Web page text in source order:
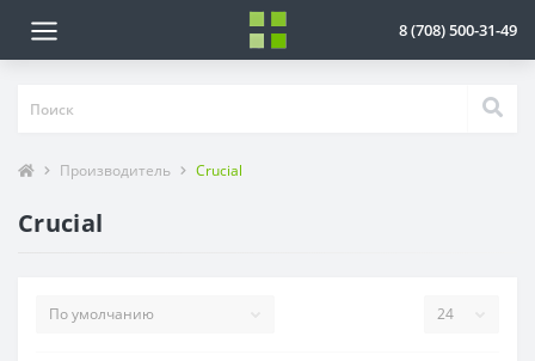
8 (708) 500-31-49
Производитель Crucial
Crucial